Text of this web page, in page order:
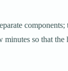
components;
so that the